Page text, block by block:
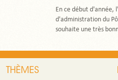
En ce début d'année,
d'administration du
souhaite une très
THÈMES